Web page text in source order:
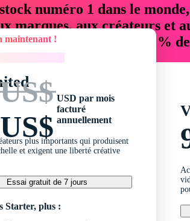
numéro 1 dans le
marques, aux créateurs et
jusqu'à 76 %
!
USD par mois
facturé
annuellement
plus importants qui produisent
et exigent une liberté créative
Essai gratuit de 7 jours
Starter, plus :